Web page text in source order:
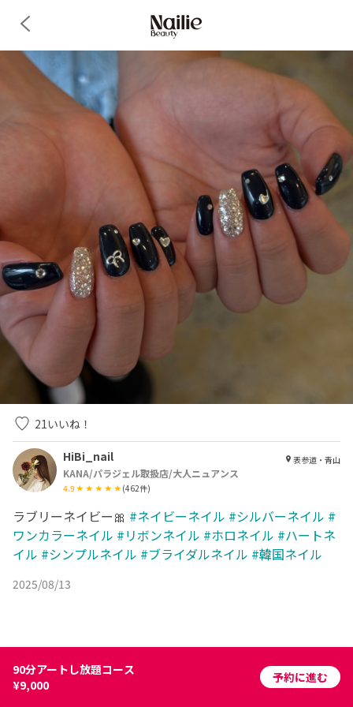
21いいね！
HiBi_nail
KANA/パラジェル取扱店/大人ニュアンス
4.9 (462件)
表参道・青山
ラブリーネイビー🎀 #ネイビーネイル #シルバーネイル #
ワンカラーネイル #リボンネイル #ホロネイル #ハートネ
イル #シンプルネイル #ブライダルネイル #韓国ネイル
2025/08/13
90分アートし放題コース
¥9,000
予約に進む